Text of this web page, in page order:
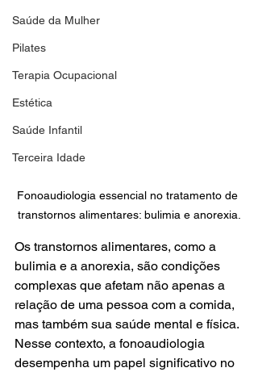
Saúde da Mulher
Pilates
Terapia Ocupacional
Estética
Saúde Infantil
Terceira Idade
Fonoaudiologia essencial no tratamento de
transtornos alimentares: bulimia e anorexia.
Os transtornos alimentares, como a
bulimia e a anorexia, são condições
complexas que afetam não apenas a
relação de uma pessoa com a comida,
mas também sua saúde mental e física.
Nesse contexto, a fonoaudiologia
desempenha um papel significativo no